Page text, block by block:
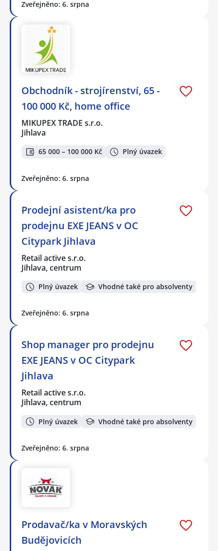
Zveřejněno: 6. srpna
Obchodník - strojírenství, 65 -
100 000 Kč, home office
MIKUPEX TRADE s.r.o.
Jihlava
65 000 – 100 000 Kč Plný úvazek
Zveřejněno: 6. srpna
Prodejní asistent/ka pro
prodejnu EXE JEANS v OC
Citypark Jihlava
Retail active s.r.o.
Jihlava, centrum
Plný úvazek Vhodné také pro absolventy
Zveřejněno: 6. srpna
Shop manager pro prodejnu
EXE JEANS v OC Citypark
Jihlava
Retail active s.r.o.
Jihlava, centrum
Plný úvazek Vhodné také pro absolventy
Zveřejněno: 6. srpna
Prodavač/ka v Moravských
Budějovicích